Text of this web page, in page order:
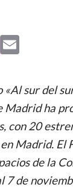
W
ail
sur del
Madrid ha
con 20
Madrid. El
de la
7 de